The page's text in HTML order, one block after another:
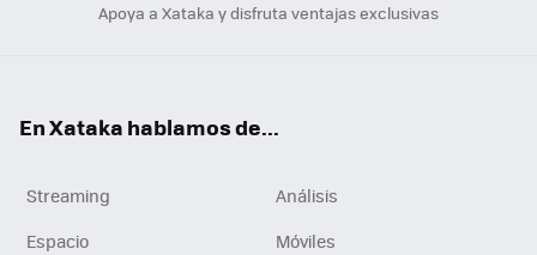
Apoya a Xataka y disfruta ventajas exclusivas
En Xataka hablamos de...
Streaming
Análisis
Espacio
Móviles